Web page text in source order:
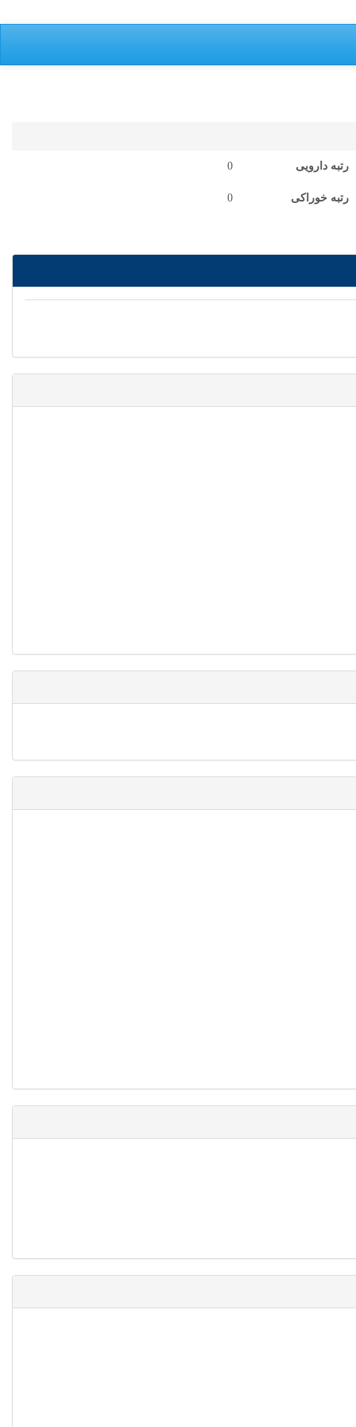
رتبه دارویی 0
رتبه خوراکی 0